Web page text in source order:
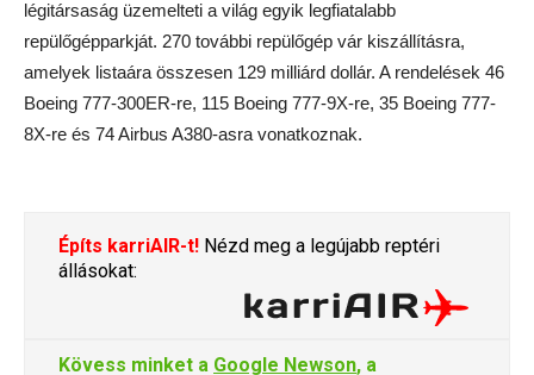
légitársaság üzemelteti a világ egyik legfiatalabb
repülőgépparkját. 270 további repülőgép vár kiszállításra,
amelyek listaára összesen 129 milliárd dollár. A rendelések 46
Boeing 777-300ER-re, 115 Boeing 777-9X-re, 35 Boeing 777-
8X-re és 74 Airbus A380-asra vonatkoznak.
Építs karriAIR-t! Nézd meg a legújabb reptéri
állásokat:
Kövess minket a Google Newson, a